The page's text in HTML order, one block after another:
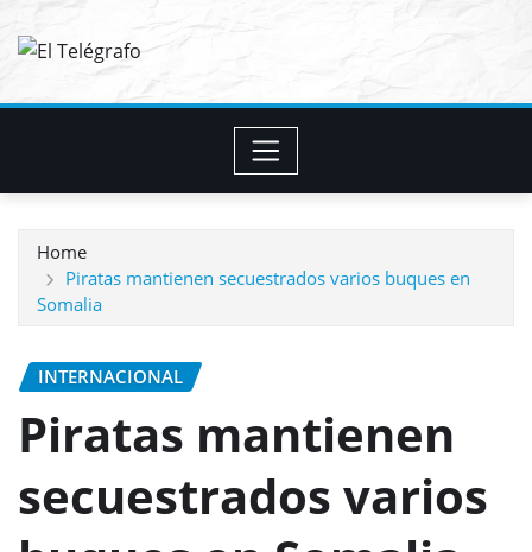
Home
Piratas mantienen secuestrados varios buques en
Somalia
INTERNACIONAL
Piratas mantienen
secuestrados varios